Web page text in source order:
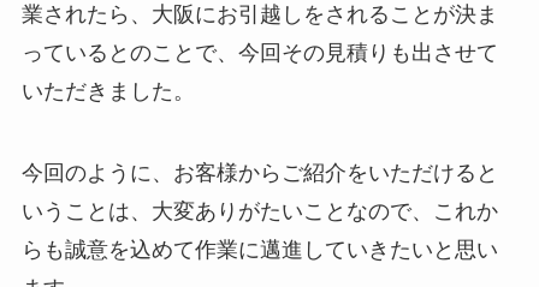
業されたら、大阪にお引越しをされることが決ま
っているとのことで、今回その見積りも出させて
いただきました。
今回のように、お客様からご紹介をいただけると
いうことは、大変ありがたいことなので、これか
らも誠意を込めて作業に邁進していきたいと思い